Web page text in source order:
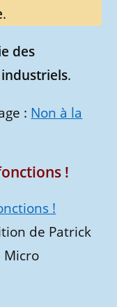
.
des
.
: Non à la
!
de Patrick
Micro